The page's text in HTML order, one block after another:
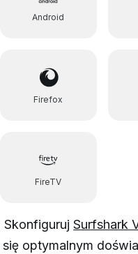
Android
Firefox
FireTV
SkonfigurujSurfshark
się optymalnym